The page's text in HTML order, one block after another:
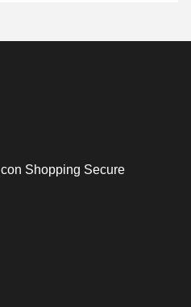
Shopping Secure